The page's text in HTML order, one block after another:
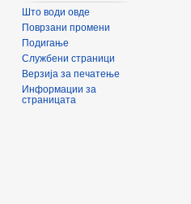
Што води овде
Поврзани промени
Подигање
Службени страници
Верзија за печатење
Информации за
страницата